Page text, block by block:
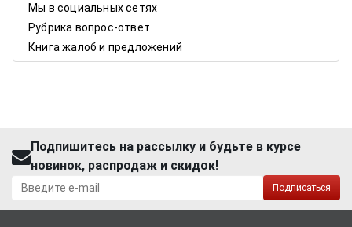
Мы в социальных сетях
Рубрика вопрос-ответ
Книга жалоб и предложений
Подпишитесь на рассылку и будьте в курсе
новинок, распродаж и скидок!
Подписаться